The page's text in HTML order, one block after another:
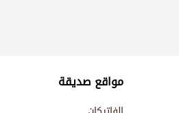
مواقع صديقة